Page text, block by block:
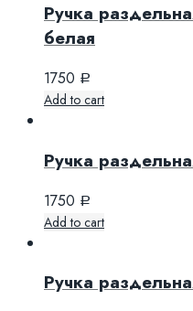
Ручка
белая
1750 Р
Add to cart
Ручка
1750 Р
Add to cart
Ручка